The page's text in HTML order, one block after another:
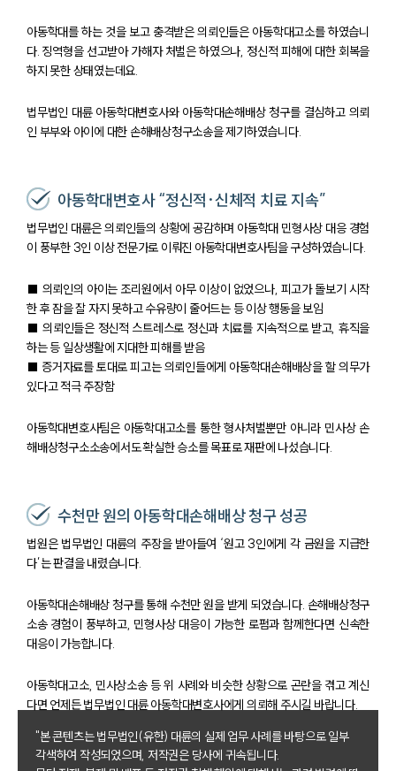
아동학대를 하는 것을 보고 충격받은 의뢰인들은 아동학대고소를 하였습니
다. 징역형을 선고받아 가해자 처벌은 하였으나, 정신적 피해에 대한 회복을
하지 못한 상태였는데요.
법무법인 대륜 아동학대변호사와 아동학대손해배상 청구를 결심하고 의뢰
인 부부와 아이에 대한 손해배상청구소송을 제기하였습니다.
아동학대변호사 “정신적·신체적 치료 지속”
법무법인 대륜은 의뢰인들의 상황에 공감하며 아동학대 민형사상 대응 경험
이 풍부한 3인 이상 전문가로 이뤄진 아동학대변호사팀을 구성하였습니다.
■ 의뢰인의 아이는 조리원에서 아무 이상이 없었으나, 피고가 돌보기 시작
한 후 잠을 잘 자지 못하고 수유량이 줄어드는 등 이상 행동을 보임
■ 의뢰인들은 정신적 스트레스로 정신과 치료를 지속적으로 받고, 휴직을
하는 등 일상생활에 지대한 피해를 받음
■ 증거자료를 토대로 피고는 의뢰인들에게 아동학대손해배상을 할 의무가
있다고 적극 주장함
아동학대변호사팀은 아동학대고소를 통한 형사처벌뿐만 아니라 민사상 손
해배상청구소소송에서도 확실한 승소를 목표로 재판에 나섰습니다.
수천만 원의 아동학대손해배상 청구 성공
법원은 법무법인 대륜의 주장을 받아들여 ‘원고 3인에게 각 금원을 지급한
다’는 판결을 내렸습니다.
아동학대손해배상 청구를 통해 수천만 원을 받게 되었습니다. 손해배상청구
소송 경험이 풍부하고, 민형사상 대응이 가능한 로펌과 함께한다면 신속한
대응이 가능합니다.
아동학대고소, 민사상소송 등 위 사례와 비슷한 상황으로 곤란을 겪고 계신
다면 언제든 법무법인 대륜 아동학대변호사에게 의뢰해 주시길 바랍니다.
"본 콘텐츠는 법무법인(유한) 대륜의 실제 업무 사례를 바탕으로 일부
각색하여 작성되었으며, 저작권은 당사에 귀속됩니다.